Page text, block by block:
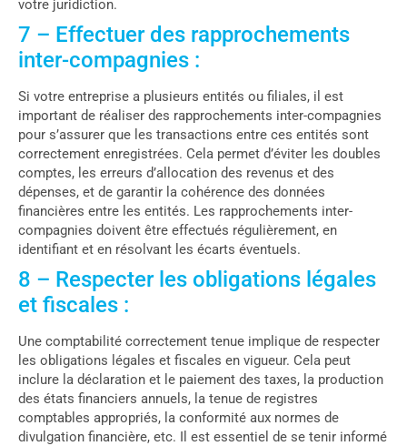
votre juridiction.
7 – Effectuer des rapprochements
inter-compagnies :
Si votre entreprise a plusieurs entités ou filiales, il est
important de réaliser des rapprochements inter-compagnies
pour s’assurer que les transactions entre ces entités sont
correctement enregistrées. Cela permet d’éviter les doubles
comptes, les erreurs d’allocation des revenus et des
dépenses, et de garantir la cohérence des données
financières entre les entités. Les rapprochements inter-
compagnies doivent être effectués régulièrement, en
identifiant et en résolvant les écarts éventuels.
8 – Respecter les obligations légales
et fiscales :
Une comptabilité correctement tenue implique de respecter
les obligations légales et fiscales en vigueur. Cela peut
inclure la déclaration et le paiement des taxes, la production
des états financiers annuels, la tenue de registres
comptables appropriés, la conformité aux normes de
divulgation financière, etc. Il est essentiel de se tenir informé